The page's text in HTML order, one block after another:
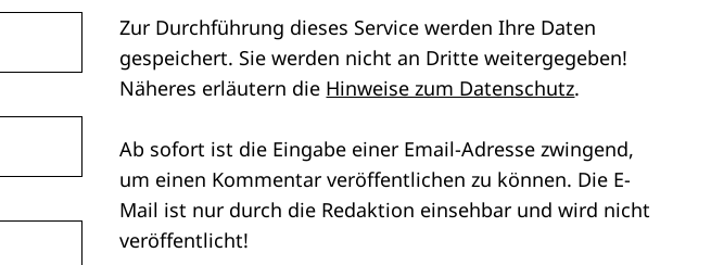
Zur Durchführung dieses Service werden Ihre Daten
gespeichert. Sie werden nicht an Dritte weitergegeben!
Näheres erläutern die Hinweise zum Datenschutz.
Ab sofort ist die Eingabe einer Email-Adresse zwingend,
um einen Kommentar veröffentlichen zu können. Die E-
Mail ist nur durch die Redaktion einsehbar und wird nicht
veröffentlicht!